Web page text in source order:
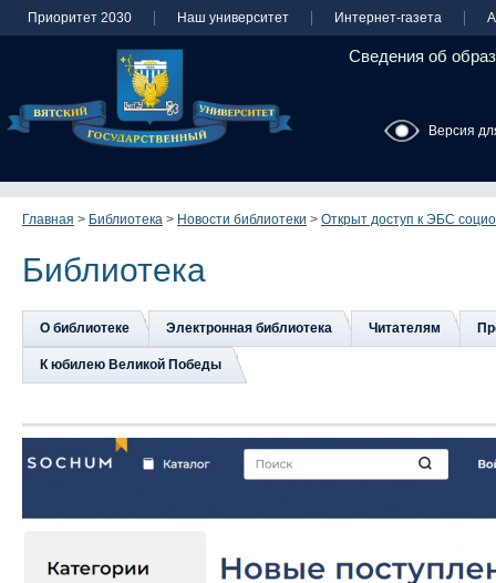
Приоритет 2030 Наш университет Интернет-газета
Сведения об
Версия
Главная > Библиотека > Новости библиотеки > Открыт доступ к ЭБС
Библиотека
О библиотеке Электронная библиотека Читателям
К юбилею Великой Победы